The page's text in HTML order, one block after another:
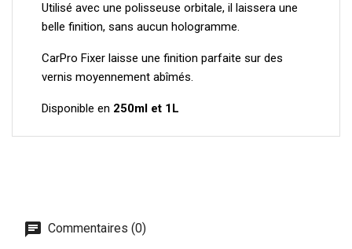
Utilisé avec une polisseuse orbitale, il laissera une
belle finition, sans aucun hologramme.
CarPro Fixer laisse une finition parfaite sur des
vernis moyennement abîmés.
Disponible en 250ml et 1L
Commentaires (0)